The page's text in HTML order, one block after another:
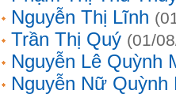
Nguyễn Thị Lĩnh
Trần Thị Quý (01/
Nguyễn Lê Quỳnh
Nguyễn Nữ